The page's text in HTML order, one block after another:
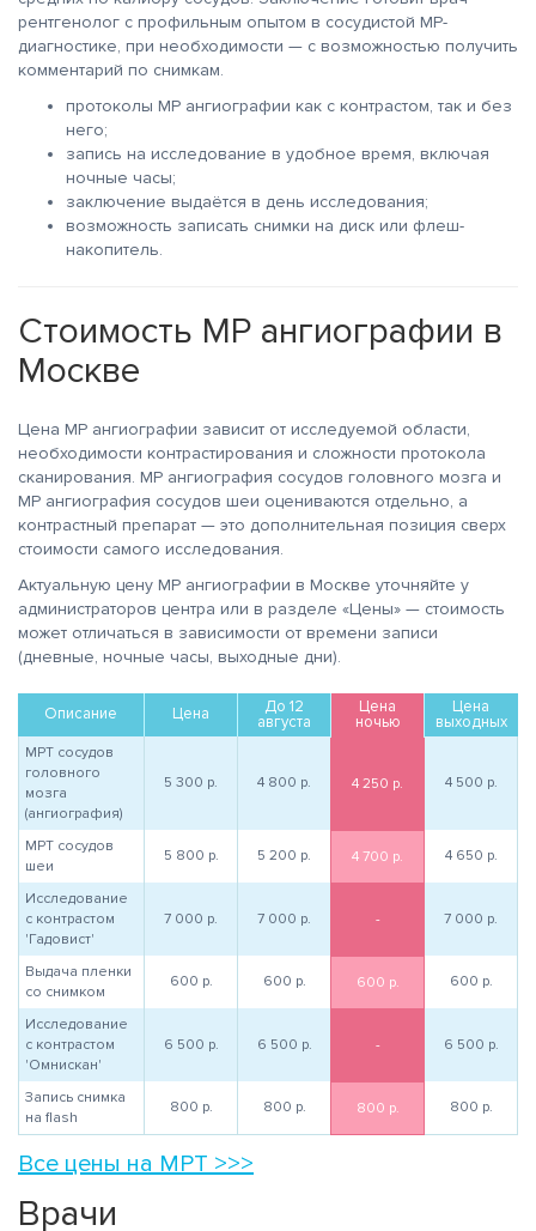
рентгенолог с профильным опытом в сосудистой МР-
диагностике, при необходимости — с возможностью получить
комментарий по снимкам.
протоколы МР ангиографии как с контрастом, так и без
него;
запись на исследование в удобное время, включая
ночные часы;
заключение выдаётся в день исследования;
возможность записать снимки на диск или флеш-
накопитель.
Стоимость МР ангиографии в
Москве
Цена МР ангиографии зависит от исследуемой области,
необходимости контрастирования и сложности протокола
сканирования. МР ангиография сосудов головного мозга и
МР ангиография сосудов шеи оцениваются отдельно, а
контрастный препарат — это дополнительная позиция сверх
стоимости самого исследования.
Актуальную цену МР ангиографии в Москве уточняйте у
администраторов центра или в разделе «Цены» — стоимость
может отличаться в зависимости от времени записи
(дневные, ночные часы, выходные дни).
Описание Цена
До 12
августа
Цена
ночью
Цена
выходных
МРТ сосудов
головного
мозга
(ангиография)
5 300 р. 4 800 р. 4 250 р. 4 500 р.
МРТ сосудов
шеи
5 800 р. 5 200 р. 4 700 р. 4 650 р.
Исследование
с контрастом
'Гадовист'
7 000 р. 7 000 р. - 7 000 р.
Выдача пленки
со снимком
600 р. 600 р. 600 р. 600 р.
Исследование
с контрастом
'Омнискан'
6 500 р. 6 500 р. - 6 500 р.
Запись снимка
на flash
800 р. 800 р. 800 р. 800 р.
Все цены на МРТ >>>
Врачи